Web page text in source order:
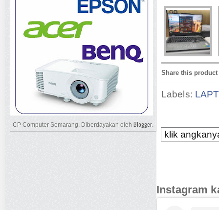
Share this product
Labels:
klik
Instagram
CP Computer Semarang. Diberdayakan oleh Blogger.